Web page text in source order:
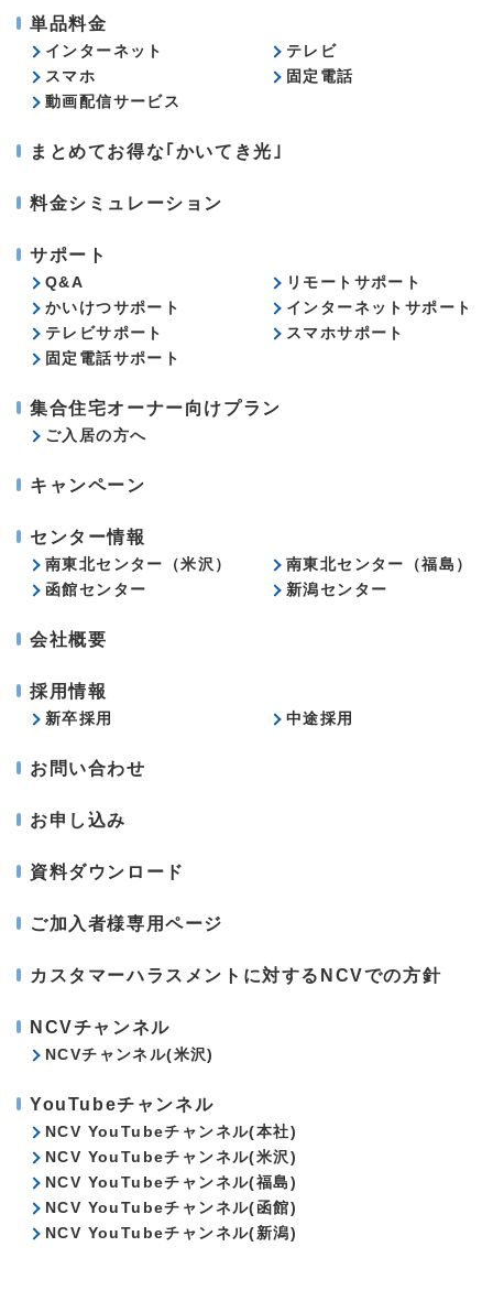
単品料金
インターネット
テレビ
スマホ
固定電話
動画配信サービス
まとめてお得な｢かいてき光｣
料金シミュレーション
サポート
Q&A
リモートサポート
かいけつサポート
インターネットサポート
テレビサポート
スマホサポート
固定電話サポート
集合住宅オーナー向けプラン
ご入居の方へ
キャンペーン
センター情報
南東北センター（米沢）
南東北センター（福島）
函館センター
新潟センター
会社概要
採用情報
新卒採用 中途採用
お問い合わせ
お申し込み
資料ダウンロード
ご加入者様専用ページ
カスタマーハラスメントに対するNCVでの方針
NCVチャンネル
NCVチャンネル(米沢)
YouTubeチャンネル
NCV YouTubeチャンネル(本社)
NCV YouTubeチャンネル(米沢)
NCV YouTubeチャンネル(福島)
NCV YouTubeチャンネル(函館)
NCV YouTubeチャンネル(新潟)